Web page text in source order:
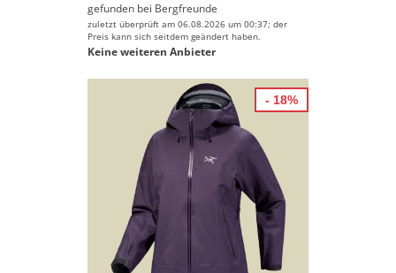
gefunden bei Bergfreunde
zuletzt überprüft am 06.08.2026 um 00:37; der
Preis kann sich seitdem geändert haben.
Keine weiteren Anbieter
- 18%